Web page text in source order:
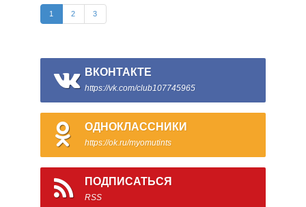
1 2 3
ВКОНТАКТЕ
https://vk.com/club107745965
ОДНОКЛАССНИКИ
https://ok.ru/myomutints
ПОДПИСАТЬСЯ
RSS